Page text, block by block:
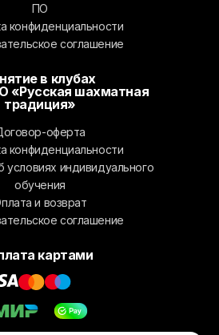
ПО
конфиденциальности
соглашение
в клубах
«Русская шахматная
традиция»
оферта
конфиденциальности
индивидуального
обучения
и возврат
соглашение
картами